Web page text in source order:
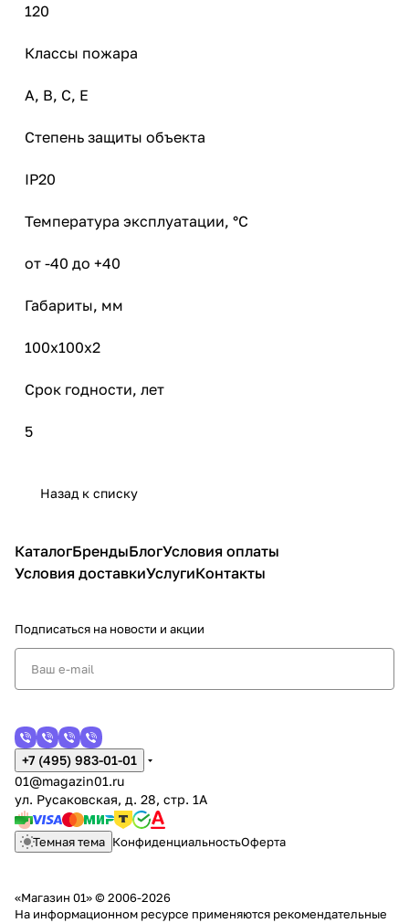
120
Классы пожара
А, В, С, Е
Степень защиты объекта
IP20
Температура эксплуатации, °С
от -40 до +40
Габариты, мм
100х100х2
Срок годности, лет
5
Назад к списку
КаталогБрендыБлогУсловия оплаты
Условия доставкиУслугиКонтакты
Подписаться на новости и акции
+7 (495) 983-01-01
01@magazin01.ru
ул. Русаковская, д. 28, стр. 1А
Темная тема КонфиденциальностьОферта
«Магазин 01» © 2006-2026
На информационном ресурсе применяются рекомендательные